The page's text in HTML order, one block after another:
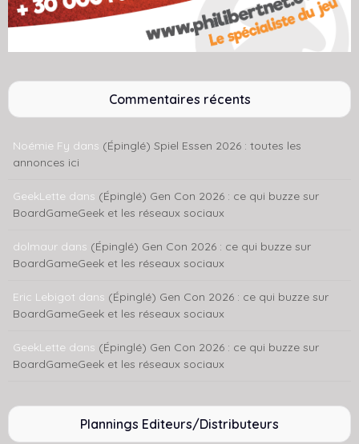
Commentaires récents
Noémie Fy dans (Épinglé) Spiel Essen 2026 : toutes les
annonces ici
GeekLette dans (Épinglé) Gen Con 2026 : ce qui buzze sur
BoardGameGeek et les réseaux sociaux
dolmaur dans (Épinglé) Gen Con 2026 : ce qui buzze sur
BoardGameGeek et les réseaux sociaux
Eric Lebigot dans (Épinglé) Gen Con 2026 : ce qui buzze sur
BoardGameGeek et les réseaux sociaux
GeekLette dans (Épinglé) Gen Con 2026 : ce qui buzze sur
BoardGameGeek et les réseaux sociaux
Plannings Editeurs/Distributeurs